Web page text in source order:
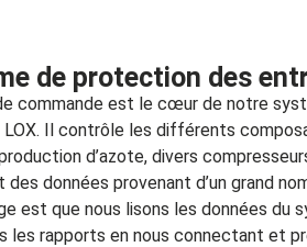
de protection des
de commande est le cœur de notre
LOX. Il contrôle les différents
d’azote, divers
des données provenant d’un grand
est que nous lisons les données
les rapports en nous connectant et